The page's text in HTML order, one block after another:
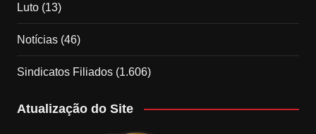
Luto(13)
Notícias(46)
Sindicatos Filiados(1.606)
Atualização do Site